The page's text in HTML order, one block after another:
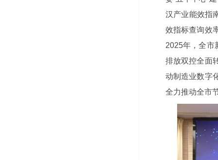
汉产业能效指
效指标查询效
2025年，全市
排放双控全面
动制造业数字
全力推动全市